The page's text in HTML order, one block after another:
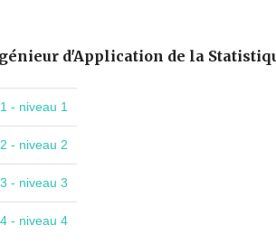
d'Application de la
- niveau 1
- niveau 2
- niveau 3
- niveau 4